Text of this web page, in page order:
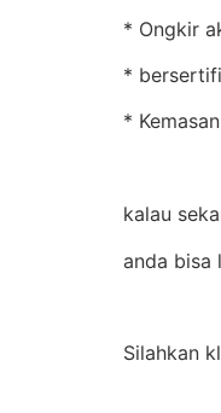
* Ongkir
*
*
kalau
anda bisa
Silahkan